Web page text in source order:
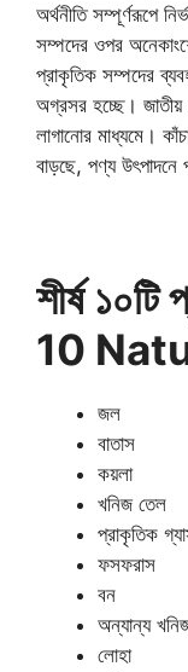
অর্থনীতি সম্পূর্ণরূপে
সম্পদের ওপর
প্রাকৃতিক সম্পদের
অগ্রসর হচ্ছে।
লাগানোর মাধ্যমে।
বাড়ছে, পণ্য উৎপাদনে
শীর্ষ
10
জল
বাতাস
কয়লা
খনিজ তেল
প্রাকৃতিক
ফসফরাস
বন
অন্যান্য
লোহা